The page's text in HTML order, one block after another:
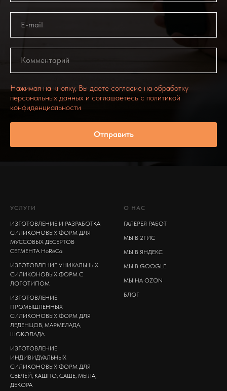
Нажимая на кнопку, Вы даете согласие на обработку
персональных данных и соглашаетесь c политикой
конфиденциальности
Отправить
УСЛУГИ
ИЗГОТОВЛЕНИЕ И РАЗРАБОТКА
СИЛИКОНОВЫХ ФОРМ ДЛЯ
МУССОВЫХ ДЕСЕРТОВ
СЕГМЕНТА HoReCa
ИЗГОТОВЛЕНИЕ УНИКАЛЬНЫХ
СИЛИКОНОВЫХ ФОРМ С
ЛОГОТИПОМ
ИЗГОТОВЛЕНИЕ
ПРОМЫШЛЕННЫХ
СИЛИКОНОВЫХ ФОРМ ДЛЯ
ЛЕДЕНЦОВ, МАРМЕЛАДА,
ШОКОЛАДА
ИЗГОТОВЛЕНИЕ
ИНДИВИДУАЛЬНЫХ
СИЛИКОНОВЫХ ФОРМ ДЛЯ
СВЕЧЕЙ, КАШПО, САШЕ, МЫЛА,
ДЕКОРА
О НАС
ГАЛЕРЕЯ РАБОТ
МЫ В 2ГИС
МЫ В ЯНДЕКС
МЫ В GOOGLE
МЫ НА OZON
БЛОГ